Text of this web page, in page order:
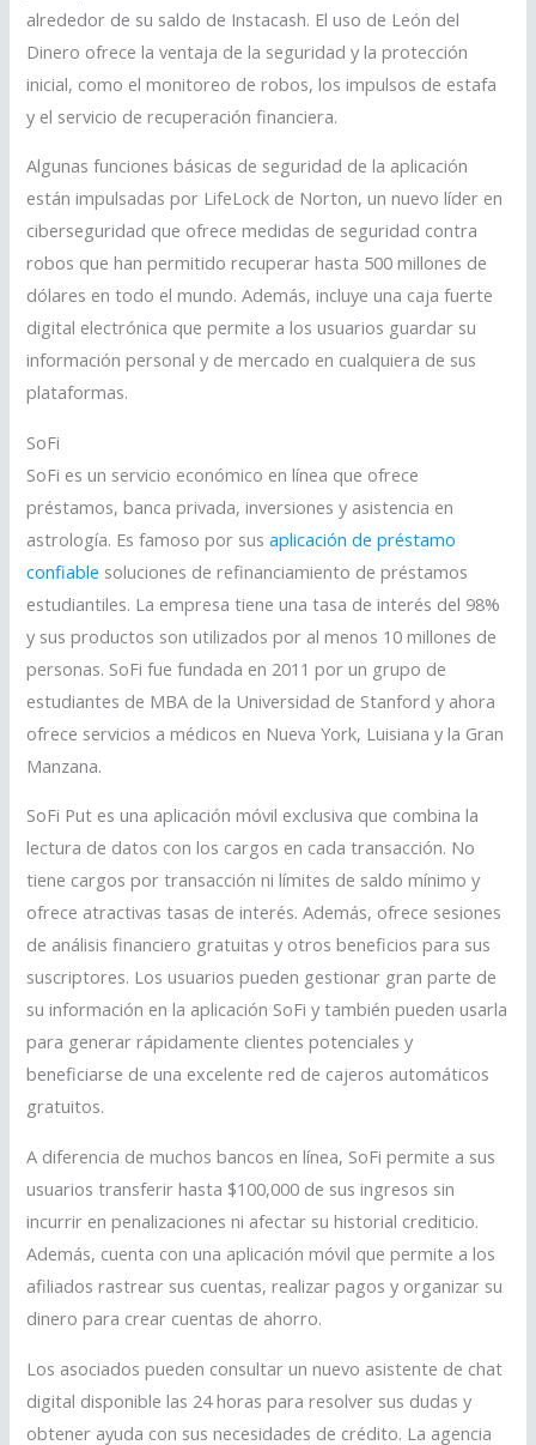
alrededor de su saldo de Instacash. El uso de León del
Dinero ofrece la ventaja de la seguridad y la protección
inicial, como el monitoreo de robos, los impulsos de estafa
y el servicio de recuperación financiera.
Algunas funciones básicas de seguridad de la aplicación
están impulsadas por LifeLock de Norton, un nuevo líder en
ciberseguridad que ofrece medidas de seguridad contra
robos que han permitido recuperar hasta 500 millones de
dólares en todo el mundo. Además, incluye una caja fuerte
digital electrónica que permite a los usuarios guardar su
información personal y de mercado en cualquiera de sus
plataformas.
SoFi
SoFi es un servicio económico en línea que ofrece
préstamos, banca privada, inversiones y asistencia en
astrología. Es famoso por susaplicación de préstamo
confiable soluciones de refinanciamiento de préstamos
estudiantiles. La empresa tiene una tasa de interés del 98%
y sus productos son utilizados por al menos 10 millones de
personas. SoFi fue fundada en 2011 por un grupo de
estudiantes de MBA de la Universidad de Stanford y ahora
ofrece servicios a médicos en Nueva York, Luisiana y la Gran
Manzana.
SoFi Put es una aplicación móvil exclusiva que combina la
lectura de datos con los cargos en cada transacción. No
tiene cargos por transacción ni límites de saldo mínimo y
ofrece atractivas tasas de interés. Además, ofrece sesiones
de análisis financiero gratuitas y otros beneficios para sus
suscriptores. Los usuarios pueden gestionar gran parte de
su información en la aplicación SoFi y también pueden usarla
para generar rápidamente clientes potenciales y
beneficiarse de una excelente red de cajeros automáticos
gratuitos.
A diferencia de muchos bancos en línea, SoFi permite a sus
usuarios transferir hasta $100,000 de sus ingresos sin
incurrir en penalizaciones ni afectar su historial crediticio.
Además, cuenta con una aplicación móvil que permite a los
afiliados rastrear sus cuentas, realizar pagos y organizar su
dinero para crear cuentas de ahorro.
Los asociados pueden consultar un nuevo asistente de chat
digital disponible las 24 horas para resolver sus dudas y
obtener ayuda con sus necesidades de crédito. La agencia